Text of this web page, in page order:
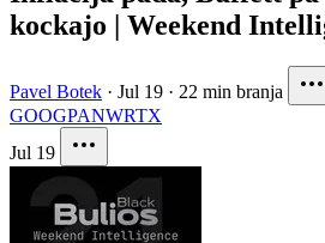
kockajo | Weekend
Pavel Botek · Jul 19 · 22 min branja
GOOGPANWRTX
Jul 19